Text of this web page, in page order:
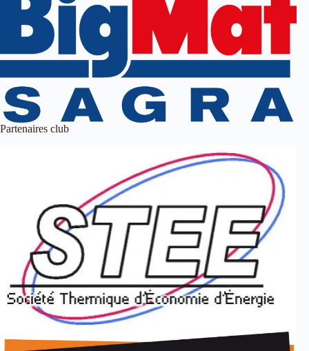
Partenaires club